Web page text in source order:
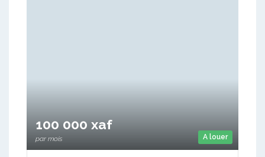
A louer
100 000 xaf
par mois